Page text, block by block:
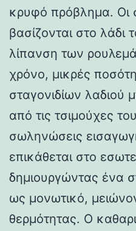
κρυφό πρόβλημα. Οι
βασίζονται στο λάδι
λίπανση των
χρόνο, μικρές
σταγονιδίων
από τις τσιμούχες
σωληνώσεις
επικάθεται στο
δημιουργώντας ένα
ως μονωτικό,
θερμότητας. Ο